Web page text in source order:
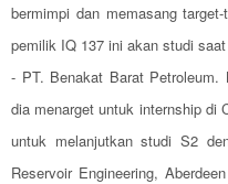
bermimpi dan memasang
pemilik IQ 137 ini akan studi
- PT. Benakat Barat Petroleum.
dia menarget untuk internship di
untuk melanjutkan studi S2
Reservoir Engineering,